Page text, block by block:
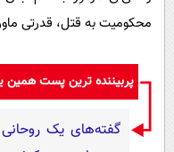
محکومیت به قتل، قدرتی
پربیننده ترین پست